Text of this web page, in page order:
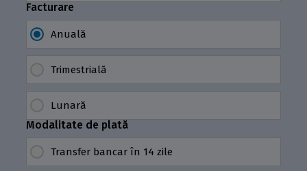
Facturare
Anuală
Trimestrială
Lunară
Modalitate de plată
Transfer bancar în 14 zile